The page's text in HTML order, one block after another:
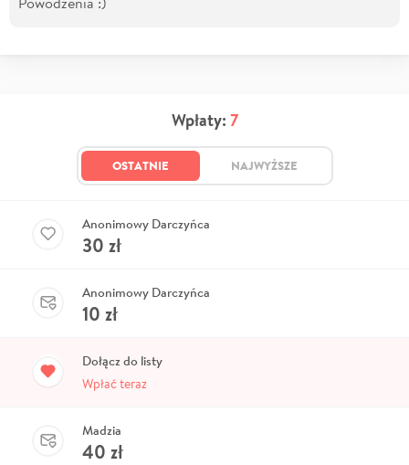
Wpłaty: 7
OSTATNIE NAJWYŻSZE
Anonimowy Darczyńca
30 zł
Anonimowy Darczyńca
10 zł
Dołącz do listy
Wpłać teraz
Madzia
40 zł